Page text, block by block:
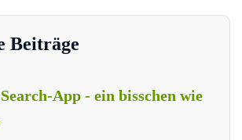
Beiträge
App - ein bisschen wie